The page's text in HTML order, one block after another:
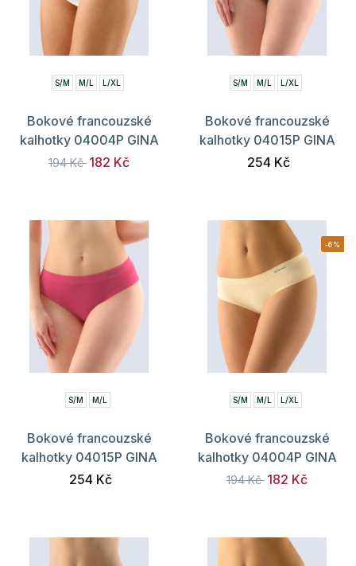
S/M M/L L/XL
Bokové francouzské
kalhotky 04004P GINA
194 Kč 182 Kč
S/M M/L L/XL
Bokové francouzské
kalhotky 04015P GINA
254 Kč
S/M M/L
Bokové francouzské
kalhotky 04015P GINA
254 Kč
-6%
S/M M/L L/XL
Bokové francouzské
kalhotky 04004P GINA
194 Kč 182 Kč